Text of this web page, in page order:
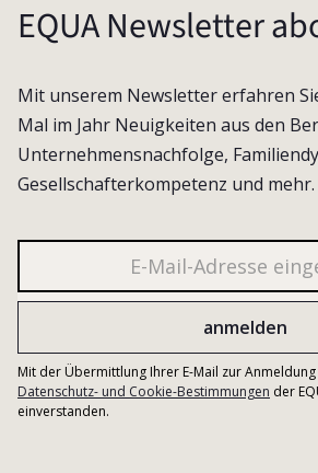
EQUA Newsletter
Mit unserem Newsletter erfahren
Mal im Jahr Neuigkeiten aus den
Unternehmensnachfolge,
Gesellschafterkompetenz und mehr.
Mit der Übermittlung Ihrer E-Mail zur
Datenschutz- und Cookie-Bestimmungen der
einverstanden.